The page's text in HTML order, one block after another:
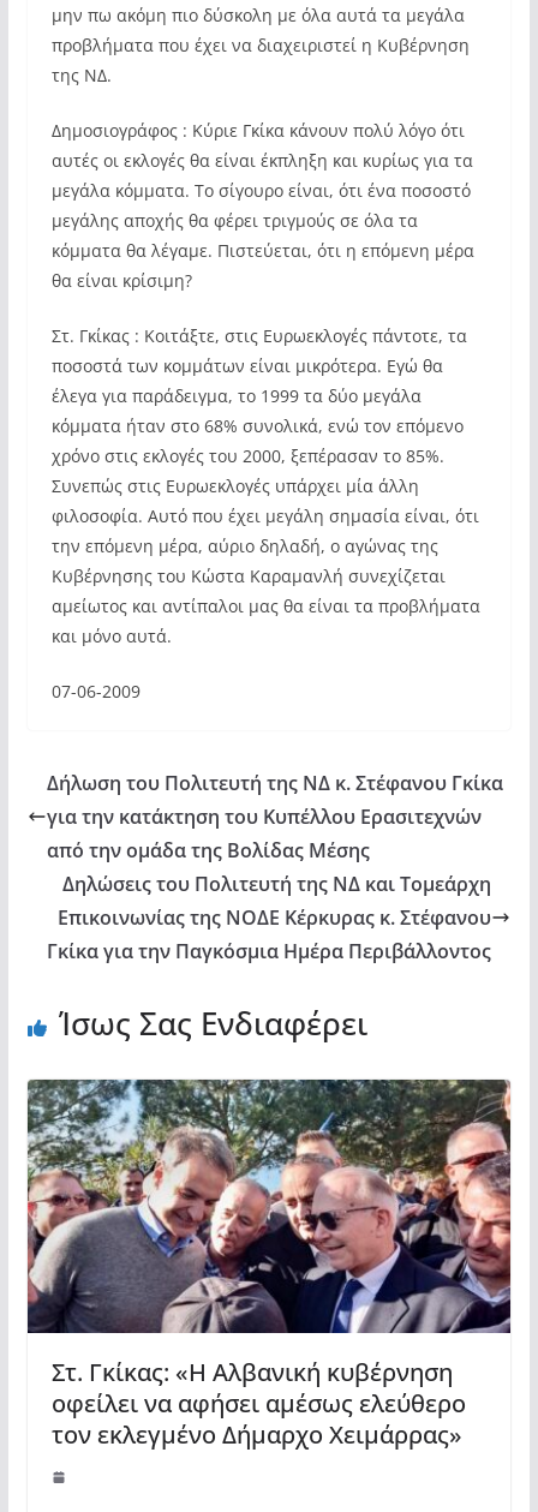
μην πω ακόμη πιο δύσκολη με όλα αυτά τα μεγάλα
προβλήματα που έχει να διαχειριστεί η Κυβέρνηση
της ΝΔ.
Δημοσιογράφος : Κύριε Γκίκα κάνουν πολύ λόγο ότι
αυτές οι εκλογές θα είναι έκπληξη και κυρίως για τα
μεγάλα κόμματα. Το σίγουρο είναι, ότι ένα ποσοστό
μεγάλης αποχής θα φέρει τριγμούς σε όλα τα
κόμματα θα λέγαμε. Πιστεύεται, ότι η επόμενη μέρα
θα είναι κρίσιμη?
Στ. Γκίκας : Κοιτάξτε, στις Ευρωεκλογές πάντοτε, τα
ποσοστά των κομμάτων είναι μικρότερα. Εγώ θα
έλεγα για παράδειγμα, το 1999 τα δύο μεγάλα
κόμματα ήταν στο 68% συνολικά, ενώ τον επόμενο
χρόνο στις εκλογές του 2000, ξεπέρασαν το 85%.
Συνεπώς στις Ευρωεκλογές υπάρχει μία άλλη
φιλοσοφία. Αυτό που έχει μεγάλη σημασία είναι, ότι
την επόμενη μέρα, αύριο δηλαδή, ο αγώνας της
Κυβέρνησης του Κώστα Καραμανλή συνεχίζεται
αμείωτος και αντίπαλοι μας θα είναι τα προβλήματα
και μόνο αυτά.
07-06-2009
Δήλωση του Πολιτευτή της ΝΔ κ. Στέφανου Γκίκα
για την κατάκτηση του Κυπέλλου Ερασιτεχνών
από την ομάδα της Βολίδας Μέσης
Δηλώσεις του Πολιτευτή της ΝΔ και Τομεάρχη
Επικοινωνίας της ΝΟΔΕ Κέρκυρας κ. Στέφανου
Γκίκα για την Παγκόσμια Ημέρα Περιβάλλοντος
Ίσως Σας Ενδιαφέρει
Στ. Γκίκας: «Η Αλβανική κυβέρνηση
οφείλει να αφήσει αμέσως ελεύθερο
τον εκλεγμένο Δήμαρχο Χειμάρρας»